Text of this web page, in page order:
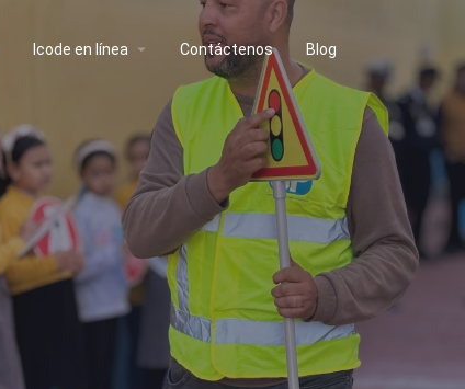
lcode en línea Contáctenos Blog